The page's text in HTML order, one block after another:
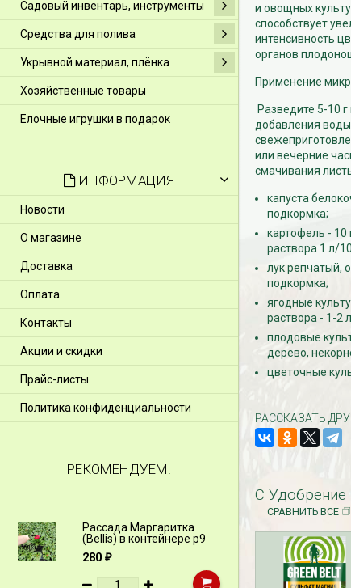
Садовый инвентарь, инструменты
Средства для полива
Укрывной материал, плёнка
Хозяйственные товары
Елочные игрушки в подарок
ИНФОРМАЦИЯ
Новости
О магазине
Доставка
Оплата
Контакты
Акции и скидки
Прайс-листы
Политика конфиденциальности
РЕКОМЕНДУЕМ!
Рассада Маргаритка
(Bellis) в контейнере p9
280₽
p9
340₽
и овощных
способствует
интенсивность
органов
Применение
Разведите 5-10
добавления
или вечерние
смачивания
капуста
подкормка;
картофель - 10
раствора 1 л/
лук репчатый,
подкормка;
ягодные
раствора - 1-2
плодовые
дерево,
цветочные
РАССКАЗАТЬ
С Удобрение
СРАВНИТЬ ВСЕ